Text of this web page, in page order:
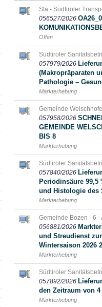
Sta - Südtiroler
056527/2026
Offen
Südtiroler
057979/2026
(Makropräparaten
Pathologie –
Markterhebung
Gemeinde
057958/2026
GEMEINDE
BIS 8
Markterhebung
Südtiroler
057840/2026
Periodinsäure 99,5
und Histologie des
Markterhebung
Gemeinde Bozen - 6 -
056881/2026
und Streudienst
Wintersaison 2026
Markterhebung
Südtiroler
057892/2026
den Zeitraum von 4
Markterhebung